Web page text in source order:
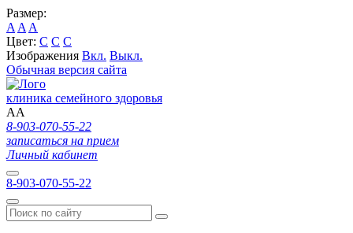
Размер:
A A A
Цвет: C C C
Изображения Вкл. Выкл.
Обычная версия сайта
клиника семейного здоровья
AA
8-903-070-55-22
записаться на прием
Личный кабинет
8-903-070-55-22